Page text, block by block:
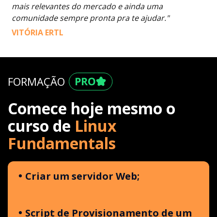
mais relevantes do mercado e ainda uma
comunidade sempre pronta pra te ajudar."
VITÓRIA ERTL
FORMAÇÃO
Comece hoje mesmo o
curso de Linux
Fundamentals
Criar um servidor Web;
Script de Provisionamento de um